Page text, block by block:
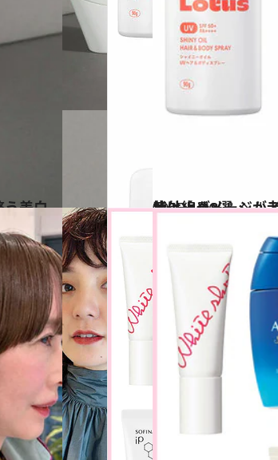
2025.4.16
紫外線ダメージが老け髪の原因に！ 毎日の習慣にしたい髪＆頭皮の日焼け止め8選
ビューティ＆ヘル